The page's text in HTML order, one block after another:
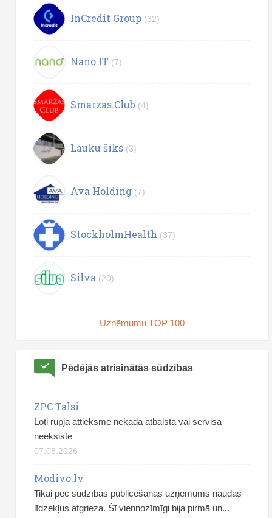
InCredit Group (32)
Nano IT (7)
Smarzas.Club (4)
Lauku šiks (3)
Ava Holding (7)
StockholmHealth (37)
Silva (20)
Uzņēmumu TOP 100
Pēdējās atrisinātās sūdzības
ZPC Talsi
Loti rupja attieksme nekada atbalsta vai servisa
neeksiste
07.08.2026
Modivo.lv
Tikai pēc sūdzības publicēšanas uzņēmums naudas
līdzekļus atgrieza. Šī viennozīmīgi bija pirmā un...